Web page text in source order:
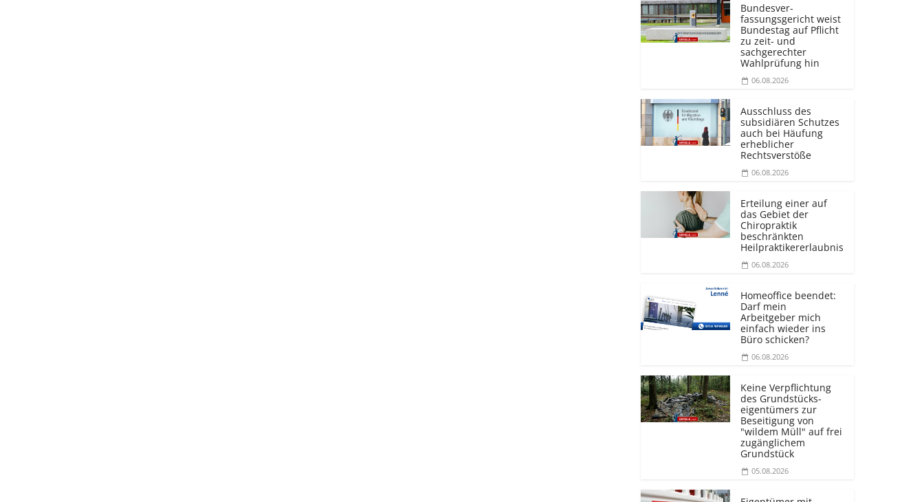
Bundesver­
fassungsgericht weist
Bundestag auf Pflicht
zu zeit- und
sachgerechter
Wahlprüfung hin
06.08.2026
Ausschluss des
subsidiären Schutzes
auch bei Häufung
erheblicher
Rechtsverstöße
06.08.2026
Erteilung einer auf
das Gebiet der
Chiropraktik
beschränkten
Heilprakti­kererlaubnis
06.08.2026
Homeoffice beendet:
Darf mein
Arbeitgeber mich
einfach wieder ins
Büro schicken?
06.08.2026
Keine Verpflichtung
des Grundstücks­
eigentümers zur
Beseitigung von
"wildem Müll" auf frei
zugänglichem
Grundstück
05.08.2026